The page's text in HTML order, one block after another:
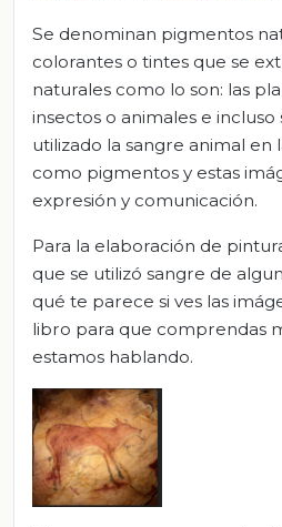
Se denominan pigmentos
colorantes o tintes que se
naturales como lo son: las
insectos o animales e incluso
utilizado la sangre animal en
como pigmentos y estas
expresión y comunicación.
Para la elaboración de
que se utilizó sangre de
qué te parece si ves las
libro para que comprendas
estamos hablando.